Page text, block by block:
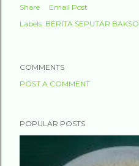
Share
Email Post
Labels: BERITA SEPUTAR BAKSO
COMMENTS
POST A COMMENT
POPULAR POSTS